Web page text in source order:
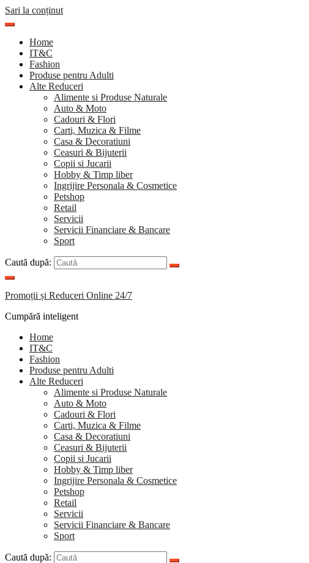
Sari la conținut
Home
IT&C
Fashion
Produse pentru Adulti
Alte Reduceri
Alimente si Produse Naturale
Auto & Moto
Cadouri & Flori
Carti, Muzica & Filme
Casa & Decoratiuni
Ceasuri & Bijuterii
Copii si Jucarii
Hobby & Timp liber
Ingrijire Personala & Cosmetice
Petshop
Retail
Servicii
Servicii Financiare & Bancare
Sport
Caută după:
Promoții și Reduceri Online 24/7
Cumpără inteligent
Home
IT&C
Fashion
Produse pentru Adulti
Alte Reduceri
Alimente si Produse Naturale
Auto & Moto
Cadouri & Flori
Carti, Muzica & Filme
Casa & Decoratiuni
Ceasuri & Bijuterii
Copii si Jucarii
Hobby & Timp liber
Ingrijire Personala & Cosmetice
Petshop
Retail
Servicii
Servicii Financiare & Bancare
Sport
Caută după: